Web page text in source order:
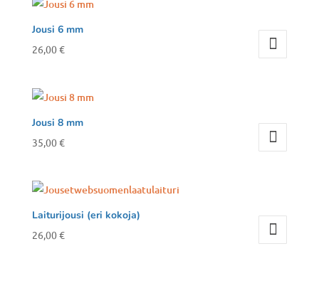
Jousi 6 mm
26,00€
Jousi 8 mm
35,00€
Laiturijousi (eri kokoja)
26,00€